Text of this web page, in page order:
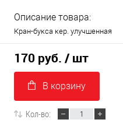
Описание товара:
Кран-букса кер. улучшенная
170 руб. / шт
В корзину
Кол-во: